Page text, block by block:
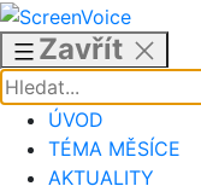
Přejít
obsahu
Zavřít
ÚVOD
TÉMA MĚSÍCE
AKTUALITY